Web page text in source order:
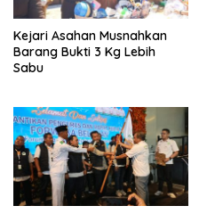
Kejari Asahan Musnahkan
Barang Bukti 3 Kg Lebih
Sabu